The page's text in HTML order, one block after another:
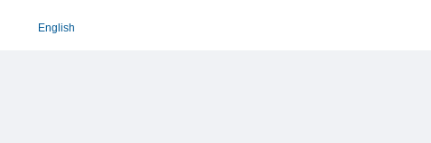
English